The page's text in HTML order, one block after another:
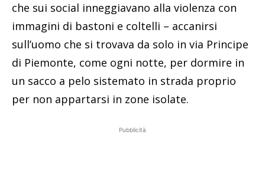
che sui social inneggiavano alla violenza con
immagini di bastoni e coltelli – accanirsi
sull’uomo che si trovava da solo in via Principe
di Piemonte, come ogni notte, per dormire in
un sacco a pelo sistemato in strada proprio
per non appartarsi in zone isolate.
Pubblicità